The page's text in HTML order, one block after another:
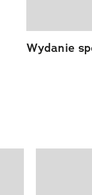
Wydanie